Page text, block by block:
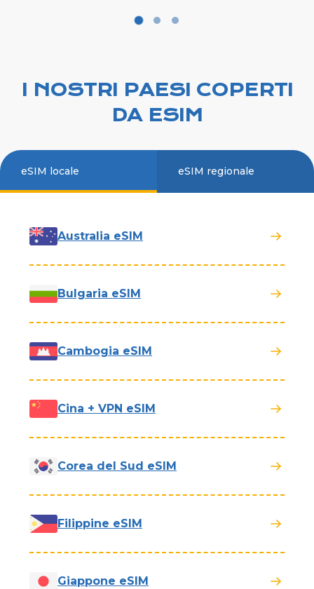
I NOSTRI PAESI COPERTI
DA ESIM
eSIM locale eSIM regionale
Australia eSIM
Bulgaria eSIM
Cambogia eSIM
Cina + VPN eSIM
Corea del Sud eSIM
Filippine eSIM
Giappone eSIM